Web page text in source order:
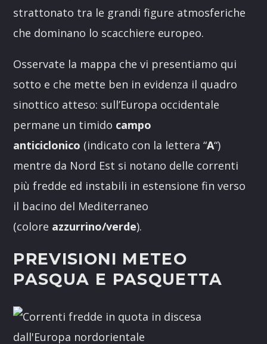
strattonato tra le grandi figure atmosferiche
che dominano lo scacchiere europeo.
Osservate la mappa che vi presentiamo qui
sotto e che mette ben in evidenza il quadro
sinottico atteso: sull’Europa occidentale
permane un timido campo
anticiclonico (indicato con la lettera “A“)
mentre da Nord Est si notano delle correnti
più fredde ed instabili in estensione fin verso
il bacino del Mediterraneo
(colore azzurrino/verde).
PREVISIONI METEO
PASQUA E PASQUETTA